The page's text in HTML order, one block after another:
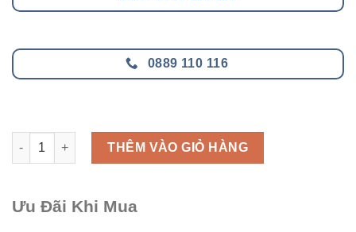
0889 110 116
Hoa24h - 17 số lượng
THÊM VÀO GIỎ HÀNG
Ưu Đãi Khi Mua